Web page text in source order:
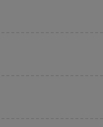
Flugoptionen an, die